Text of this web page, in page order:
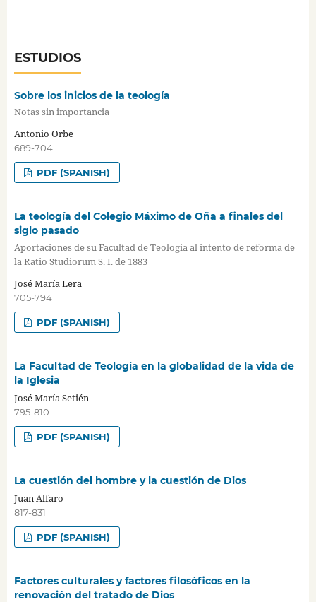
ESTUDIOS
Sobre los inicios de la teología
Notas sin importancia
Antonio Orbe
689-704
PDF (SPANISH)
La teología del Colegio Máximo de Oña a finales del
siglo pasado
Aportaciones de su Facultad de Teología al intento de reforma de
la Ratio Studiorum S. I. de 1883
José María Lera
705-794
PDF (SPANISH)
La Facultad de Teología en la globalidad de la vida de
la Iglesia
José María Setién
795-810
PDF (SPANISH)
La cuestión del hombre y la cuestión de Dios
Juan Alfaro
817-831
PDF (SPANISH)
Factores culturales y factores filosóficos en la
renovación del tratado de Dios